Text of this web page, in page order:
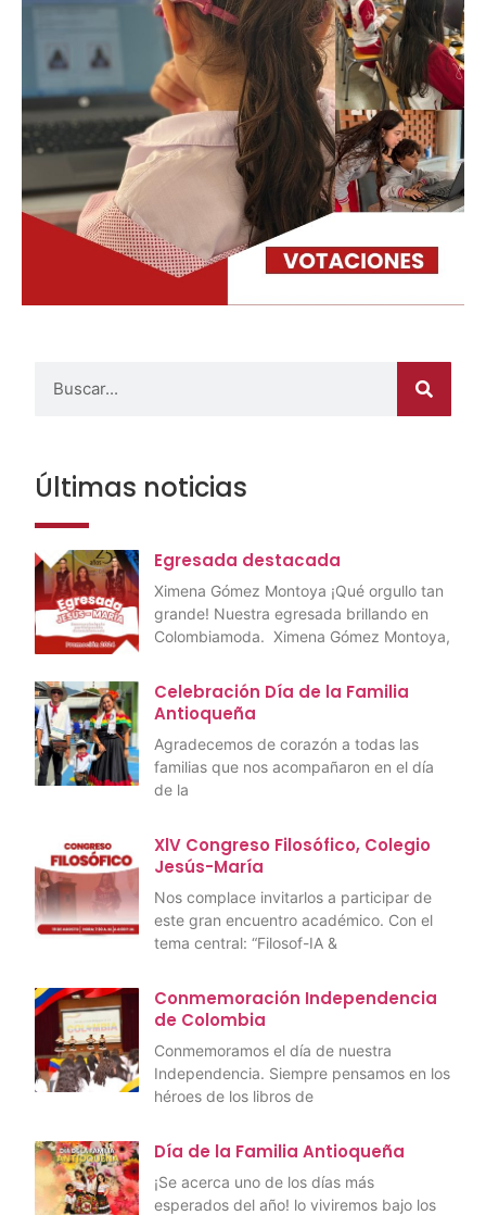
Últimas noticias
Egresada destacada
Ximena Gómez Montoya ¡Qué orgullo tan
grande! Nuestra egresada brillando en
Colombiamoda. Ximena Gómez Montoya,
Celebración Día de la Familia
Antioqueña
Agradecemos de corazón a todas las
familias que nos acompañaron en el día
de la
XlV Congreso Filosófico, Colegio
Jesús-María
Nos complace invitarlos a participar de
este gran encuentro académico. Con el
tema central: “Filosof-IA &
Conmemoración Independencia
de Colombia
Conmemoramos el día de nuestra
Independencia. Siempre pensamos en los
héroes de los libros de
Día de la Familia Antioqueña
¡Se acerca uno de los días más
esperados del año! lo viviremos bajo los